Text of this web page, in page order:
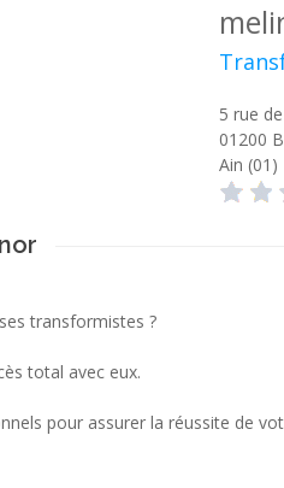
5 rue
01200
Ain (01)
transformistes ?
total avec eux.
pour assurer la réussite de